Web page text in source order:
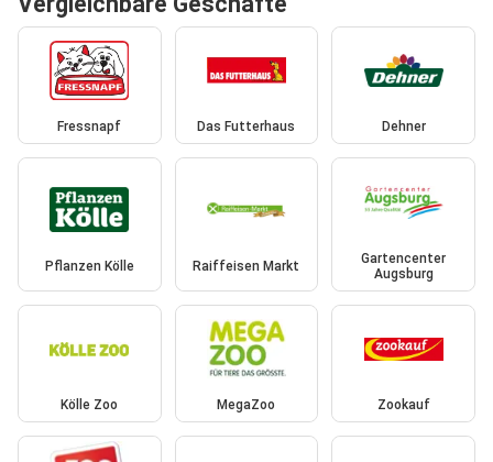
Fressnapf Das Futterhaus Dehner
Pflanzen Kölle Raiffeisen Markt
Gartencenter
Augsburg
Kölle Zoo MegaZoo Zookauf